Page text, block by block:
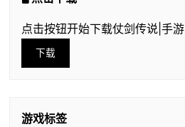
点击按钮开始下载仗剑传说|手游
下载
游戏标签